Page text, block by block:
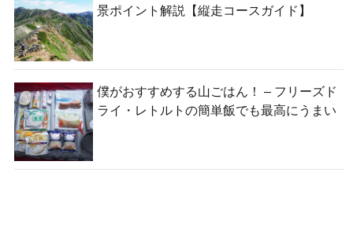
景ポイント解説【縦走コースガイド】
僕がおすすめする山ごはん！ – フリーズド
ライ・レトルトの簡単飯でも最高にうまい